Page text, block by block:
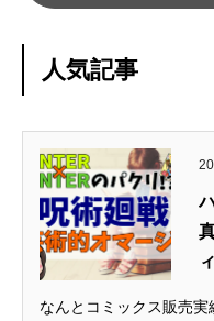
人気記事
なんとコミックス販売